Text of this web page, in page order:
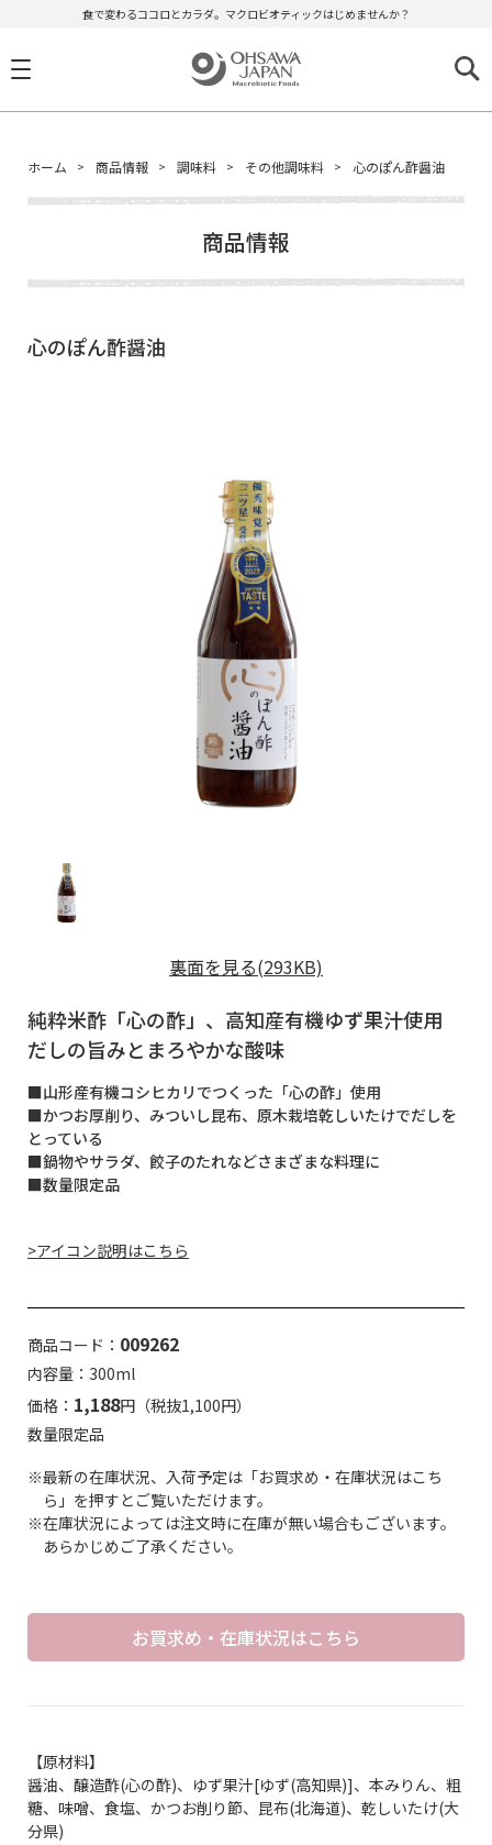
食で変わるココロとカラダ。マクロビオティックはじめませんか？
ホーム 商品情報 調味料 その他調味料 心のぽん酢醤油
商品情報
心のぽん酢醤油
裏面を見る(293KB)
純粋米酢「心の酢」、高知産有機ゆず果汁使用
だしの旨みとまろやかな酸味
■山形産有機コシヒカリでつくった「心の酢」使用
■かつお厚削り、みついし昆布、原木栽培乾しいたけでだしを
とっている
■鍋物やサラダ、餃子のたれなどさまざまな料理に
■数量限定品
>アイコン説明はこちら
商品コード： 009262
内容量：300ml
価格： 1,188円（税抜1,100円）
数量限定品
※最新の在庫状況、入荷予定は「お買求め・在庫状況はこち
ら」を押すとご覧いただけます。
※在庫状況によっては注文時に在庫が無い場合もございます。
あらかじめご了承ください。
お買求め・在庫状況はこちら
【原材料】
醤油、醸造酢(心の酢)、ゆず果汁[ゆず(高知県)]、本みりん、粗
糖、味噌、食塩、かつお削り節、昆布(北海道)、乾しいたけ(大
分県)